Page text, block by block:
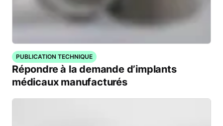
PUBLICATION TECHNIQUE
Répondre à la demande d’implants
médicaux manufacturés